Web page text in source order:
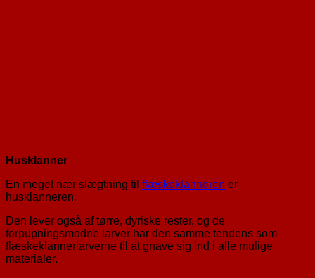
Husklanner
En meget nær slægtning til flæskeklanneren er
husklanneren.
Den lever også af tørre, dyriske rester, og de
forpupningsmodne larver har den samme tendens som
flæskeklannerlarverne til at gnave sig ind i alle mulige
materialer.